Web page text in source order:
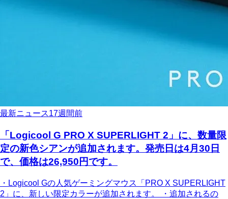
最新ニュース17週間前
「Logicool G PRO X SUPERLIGHT 2」に、数量限
定の新色シアンが追加されます。発売日は4月30日
で、価格は26,950円です。
・Logicool Gの人気ゲーミングマウス「PRO X SUPERLIGHT
2」に、新しい限定カラーが追加されます。 ・追加されるの